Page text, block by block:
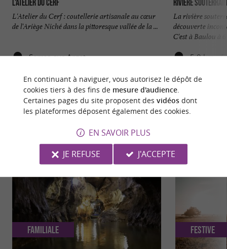
L'Atelier du Cerf
L'Atelier du Cerf : coutellerie artisanale au cœur
de l'Ariège Niché dans la pittoresque vallée de la ...
Serres-sur-Arget
Rivière
La rivière
découverte
C'est à Baulou à
5,0 km -
NOUS AVONS TESTÉPOUR VOUS
Familiale Festive
En continuant à naviguer, vous autorisez le dépôt de
cookies tiers à des fins de mesure d'audience.
Certaines pages du site proposent des vidéosdont
les plateformes déposent également des cookies.
EN SAVOIR PLUS
JE REFUSE
J'ACCEPTE